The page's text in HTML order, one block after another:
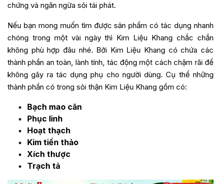
chứng và ngăn ngừa sỏi tái phát.
Nếu bạn mong muốn tìm được sản phẩm có tác dụng nhanh
chóng trong một vài ngày thì Kim Liệu Khang chắc chắn
không phù hợp đâu nhé. Bởi Kim Liệu Khang có chứa các
thành phần an toàn, lành tính, tác động một cách chậm rãi để
không gây ra tác dụng phụ cho người dùng. Cụ thể những
thành phần có trong sỏi thận Kim Liệu Khang gồm có:
Bạch mao căn
Phục linh
Hoạt thạch
Kim tiền thảo
Xích thược
Trạch tả